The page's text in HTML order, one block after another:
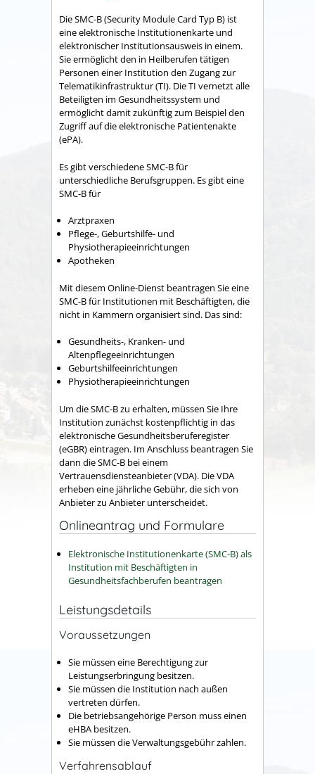
Die SMC-B (Security Module Card Typ B) ist
eine elektronische Institutionenkarte und
elektronischer Institutionsausweis in einem.
Sie ermöglicht den in Heilberufen tätigen
Personen einer Institution den Zugang zur
Telematikinfrastruktur (TI). Die TI vernetzt alle
Beteiligten im Gesundheitssystem und
ermöglicht damit zukünftig zum Beispiel den
Zugriff auf die elektronische Patientenakte
(ePA).
Es gibt verschiedene SMC-B für
unterschiedliche Berufsgruppen. Es gibt eine
SMC-B für
Arztpraxen
Pflege-, Geburtshilfe- und
Physiotherapieeinrichtungen
Apotheken
Mit diesem Online-Dienst beantragen Sie eine
SMC-B für Institutionen mit Beschäftigten, die
nicht in Kammern organisiert sind. Das sind:
Gesundheits-, Kranken- und
Altenpflegeeinrichtungen
Geburtshilfeeinrichtungen
Physiotherapieeinrichtungen
Um die SMC-B zu erhalten, müssen Sie Ihre
Institution zunächst kostenpflichtig in das
elektronische Gesundheitsberuferegister
(eGBR) eintragen. Im Anschluss beantragen Sie
dann die SMC-B bei einem
Vertrauensdiensteanbieter (VDA). Die VDA
erheben eine jährliche Gebühr, die sich von
Anbieter zu Anbieter unterscheidet.
Onlineantrag und Formulare
Elektronische Institutionenkarte (SMC-B) als
Institution mit Beschäftigten in
Gesundheitsfachberufen beantragen
Leistungsdetails
Voraussetzungen
Sie müssen eine Berechtigung zur
Leistungserbringung besitzen.
Sie müssen die Institution nach außen
vertreten dürfen.
Die betriebsangehörige Person muss einen
eHBA besitzen.
Sie müssen die Verwaltungsgebühr zahlen.
Verfahrensablauf